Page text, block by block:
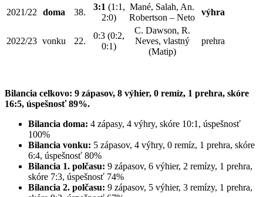
2021/22 doma 38.
3:1 (1:1,
2:0)
Mané, Salah, An.
Robertson – Neto
výhra
2022/23 vonku 22.
0:3 (0:2,
0:1)
C. Dawson, R.
Neves, vlastný
(Matip)
prehra
Bilancia celkovo: 9 zápasov, 8 výhier, 0 remíz, 1 prehra, skóre
16:5, úspešnosť 89%.
Bilancia doma: 4 zápasy, 4 výhry, skóre 10:1, úspešnosť
100%
Bilancia vonku: 5 zápasov, 4 výhry, 0 remíz, 1 prehra, skóre
6:4, úspešnosť 80%
Bilancia 1. polčasu: 9 zápasov, 6 výhier, 2 remízy, 1 prehra,
skóre 7:3, úspešnosť 74%
Bilancia 2. polčasu: 9 zápasov, 5 výhier, 3 remízy, 1 prehra,